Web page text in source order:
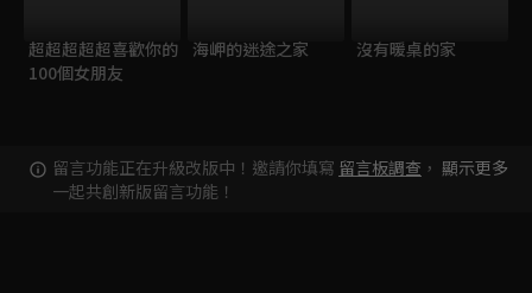
超超超超超喜歡你的
100個女朋友
海岬的迷途之家 沒有暖桌的家
留言功能正在升級改版中！邀請你填寫 留言板調查 ，
一起共創新版留言功能！
顯示更多